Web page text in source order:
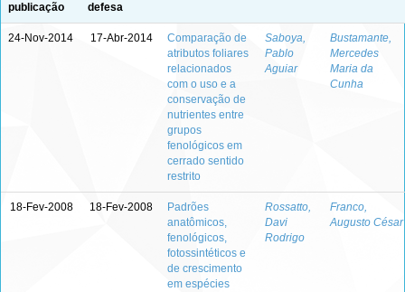
publicação
defesa
24-Nov-2014 17-Abr-2014
Comparação de
atributos foliares
relacionados
com o uso e a
conservação de
nutrientes entre
grupos
fenológicos em
cerrado sentido
restrito
Saboya,
Pablo
Aguiar
Bustamante,
Mercedes
Maria da
Cunha
18-Fev-2008 18-Fev-2008
Padrões
anatômicos,
fenológicos,
fotossintéticos e
de crescimento
em espécies
Rossatto,
Davi
Rodrigo
Franco,
Augusto César